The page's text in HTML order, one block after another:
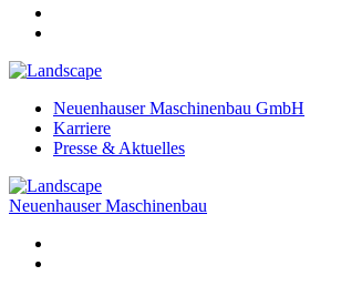
Neuenhauser Maschinenbau GmbH
Karriere
Presse & Aktuelles
Neuenhauser Maschinenbau